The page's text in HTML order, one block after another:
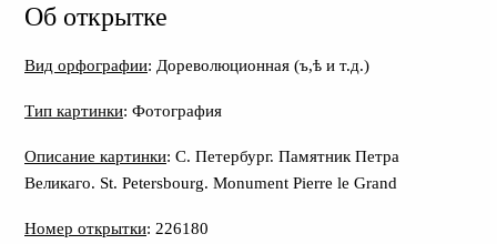
Об открытке
Вид орфографии: Дореволюционная (ъ,ѣ и т.д.)
Тип картинки: Фотография
Описание картинки: С. Петербург. Памятник Петра
Великаго. St. Petersbourg. Monument Pierre le Grand
Номер открытки: 226180